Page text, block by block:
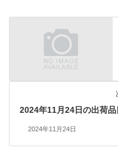
2024年11月24日の出荷品
2024年11月24日